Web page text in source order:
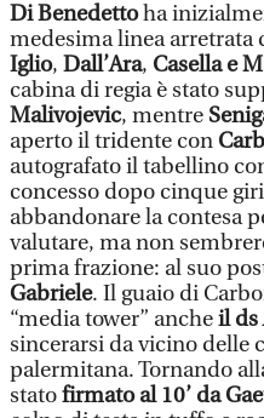
Di Benedettoha
medesima linea arretrata
Iglio, Dall’Ara, Casella e
cabina di regia è stato
Malivojevic, mentre
aperto il tridente con
autografato il tabellino
concesso dopo cinque
abbandonare la contesa
valutare, ma non
prima frazione: al suo
Gabriele. Il guaio di
“media tower” ancheil ds
sincerarsi da vicino delle
palermitana. Tornando
statofirmato al 10’ da